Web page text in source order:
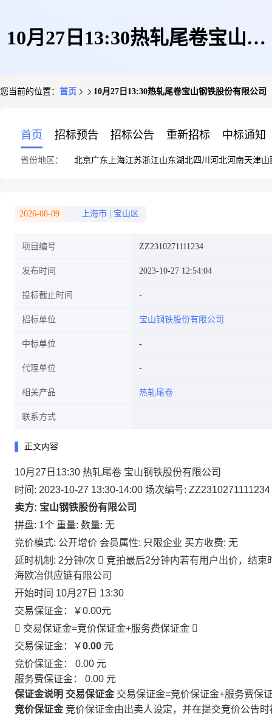
10月27日13:30热轧尾卷宝山钢
您当前的位置： 首页 10月27日13:30热轧尾卷宝山钢铁股份有限公司
首页 招标预告 招标公告 重新招标 中标通知
省份地区： 北京广东 上海江苏浙江山东湖北四川 河北河南天津山
2026-08-09 上海市 宝山区
项目编号 ZZ2310271111234
发布时间 2023-10-27 12:54:04
投标截止时间
招标单位 宝山钢铁股份有限公司
中标单位
代理单位
相关产品 热轧尾卷
联系方式
正文内容
10月27日13:30 热轧尾卷 宝山钢铁股份有限公司
时间: 2023-10-27 13:30-14:00 场次编号: ZZ2310271111234
卖方: 宝山钢铁股份有限公司
拼盘: 1个 重量: 数量: 无
竞价模式: 公开增价 会员属性: 只限企业 买方收费: 无
延时机制: 2分钟/次  竞拍最后2分钟内若有用户出价，结
海欧冶供应链有限公司
开始时间 10月27日 13:30
交易保证金：
￥0.00元
 交易保证金=竞价保证金+服务费保证金 
交易保证金：￥0.00 元
竞价保证金： 0.00 元
服务费保证金： 0.00 元
保证金说明 交易保证金 交易保证金=竞价保证金+服务费保
竞价保证金 竞价保证金由出卖人设定，并在提交竞价公告